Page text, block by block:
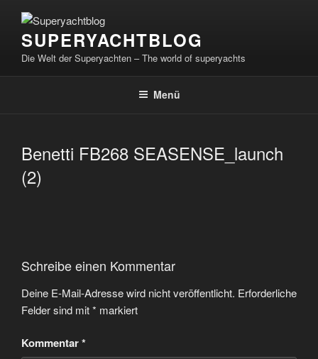
Inhalt
springenSUPERYACHTBLOG
Die Welt der Superyachten – The world of superyachts
Menü
Benetti FB268 SEASENSE_launch
(2)
Schreibe einen Kommentar
Deine E-Mail-Adresse wird nicht veröffentlicht. Erforderliche
Felder sind mit* markiert
Kommentar*